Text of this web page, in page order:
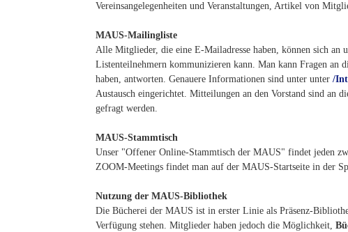
Vereinsangelegenheiten und Veranstaltungen, Artikel von
MAUS-Mailingliste
Alle Mitglieder, die eine E-Mailadresse haben, können sich
Listenteilnehmern kommunizieren kann. Man kann Fragen an
haben, antworten. Genauere Informationen sind unter unter /
Austausch eingerichtet. Mitteilungen an den Vorstand sind an
gefragt werden.
MAUS-Stammtisch
Unser "Offener Online-Stammtisch der MAUS" findet jeden
ZOOM-Meetings findet man auf der MAUS-Startseite in der
Nutzung der MAUS-Bibliothek
Die Bücherei der MAUS ist in erster Linie als Präsenz-
Verfügung stehen. Mitglieder haben jedoch die Möglichkeit,